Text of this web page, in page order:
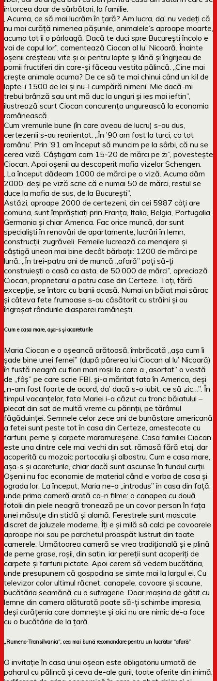
întorcea doar de sărbători, la familie.
„Acuma, ce să mai lucrăm în țară? Am lucra, da’ nu vedeți că
nu mai curăță nimenea pășunile, animalele’s aproape moarte,
acuma tot îi o pârloagă. Dacă te duci spre București încolo e
vai de capul lor”, comentează Ciocan al lu’ Nicoară. Înainte
oșenii creșteau vite și oi pentru lapte și lână și îngrijeau de
pomii fructiferi din care-și făceau vestita pălincă. „Cine mai
crește animale acuma? De ce să te mai chinui când un kil de
lapte-i 1500 de lei și nu-l cumpără nimeni. Mie dacă-mi
trebui brânză sau unt mă duc la unguri și ies mai ieftin”,
ilustrează scurt Ciocan concurența ungurească la economia
românească.
Cum vremurile bune (în care aveau de lucru) s-au dus,
certezenii s-au reorientat. „În ’90 am fost la turci, ca tot
românu’. Prin ’91 am început să muncim pe la sârbi, că nu se
cerea viză. Câștigam cam 15-20 de mărci pe zi”, povestește
Ciocan. Apoi oșenii au descoperit mafia vizelor Schengen.
„La început dădeam 1000 de mărci pe o viză. Acuma dăm
2000, deși pe viză scrie că e numai 50 de mărci, restul se
duce la mafia de sus, de la București”.
Astăzi, aproape 2000 de certezeni, din cei 5987 câți are
comuna, sunt împrăștiați prin Franța, Italia, Belgia, Portugalia,
Germania și chiar America. Fac orice muncă, dar sunt
specialiști în renovări de apartamente, lucrări în lemn,
construcții, zugrăveli. Femeile lucrează ca menajere și
câștigă uneori mai bine decât bărbații: 1200 de mărci pe
lună. „În trei-patru ani de muncă „afară” poți să-ți
construiești o casă ca asta, de 50.000 de mărci”, apreciază
Ciocan, proprietarul a patru case din Certeze. Toți, fără
excepție, se întorc cu banii acasă. Numai un băiat mai sărac
și câteva fete frumoase s-au căsătorit cu străini și au
îngroșat rândurile diasporei românești.
Cum e casa mare, așa-s și acareturile
Maria Ciocan e o oșeancă arătoasă, îmbrăcată „așa cum îi
șade bine unei femei” (după părerea lui Ciocan al lu’ Nicoară)
în fustă neagră cu flori mari roșii la care a „asortat” o vestă
de „fâș” pe care scrie FBI. și-a măritat fata în America, deși
„n-am fost foarte de acord, da’ dacă s-o iubit, ce să zic…”. În
timpul vacanțelor, fata Mariei i-a căzut cu tronc băiatului –
plecat din sat de multă vreme cu părinții, pe tărâmul
făgăduinței. Semnele celor zece ani de bunăstare americană
a fetei sunt peste tot în casa din Certeze, amestecate cu
farfurii, perne și carpete maramureșene. Casa familiei Ciocan
este una dintre cele mai vechi din sat, rămasă fără etaj, dar
acoperită cu mozaic portocaliu și albastru. Cum e casa mare,
așa-s și acareturile, chiar dacă sunt ascunse în fundul curții.
Oșenii nu fac economie de material când e vorba de casa și
ograda lor. La început, Maria ne-a „introdus” în casa din față,
unde prima cameră arată ca-n filme: o canapea cu două
fotolii din piele neagră tronează pe un covor persan în fața
unei măsuțe din sticlă și alamă. Ferestrele sunt mascate
discret de jaluzele moderne. Îți e și milă să calci pe covoarele
aproape noi sau pe parchetul proaspăt lustruit din toate
camerele. Următoarea cameră se vrea tradițională și e plină
de perne grase, roșii, din satin, iar pereții sunt acoperiți de
carpete și farfurii pictate. Apoi cerem să vedem bucătăria,
unde presupunem că gospodina se simte mai la largul ei. Cu
televizor color ultimul răcnet, canapele, covoare și scaune,
bucătăria seamănă cu o sufragerie. Doar mașina de gătit cu
lemne din camera alăturată poate să-ți schimbe impresia,
deși curățenia care domnește și aici nu are nimic de-a face
cu o bucătărie de la țară.
„Rumeno-Transilvania”, cea mai bună recomandare pentru un lucrător “afară”
O invitație în casa unui oșean este obligatoriu urmată de
paharul cu pălincă și ceva de-ale gurii, toate oferite din inimă,